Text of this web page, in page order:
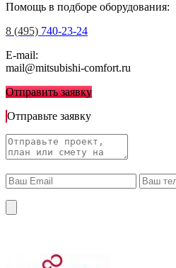
Помощь в подборе оборудования:
8 (495) 740-23-24
E-mail:
mail@mitsubishi-comfort.ru
Отправить заявку
Отправьте заявку